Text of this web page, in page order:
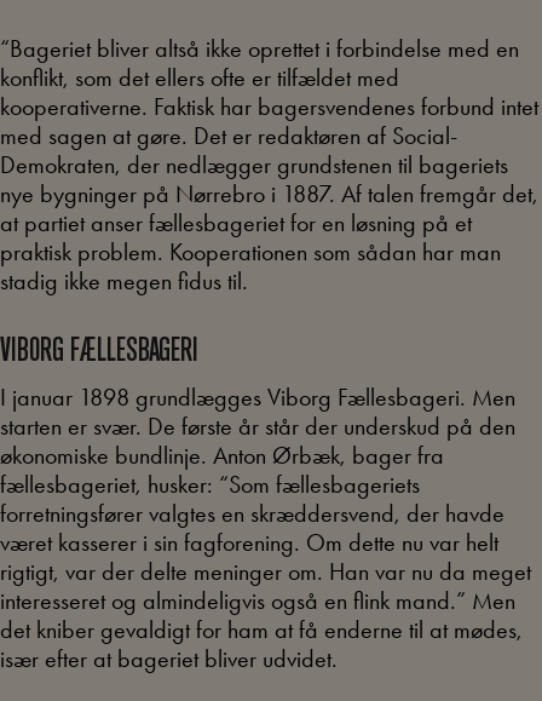
“Bageriet bliver altså ikke oprettet i forbindelse med en
konflikt, som det ellers ofte er tilfældet med
kooperativerne. Faktisk har bagersvendenes forbund intet
med sagen at gøre. Det er redaktøren af Social-
Demokraten, der nedlægger grundstenen til bageriets
nye bygninger på Nørrebro i 1887. Af talen fremgår det,
at partiet anser fællesbageriet for en løsning på et
praktisk problem. Kooperationen som sådan har man
stadig ikke megen fidus til.
VIBORG FÆLLESBAGERI
I januar 1898 grundlægges Viborg Fællesbageri. Men
starten er svær. De første år står der underskud på den
økonomiske bundlinje. Anton Ørbæk, bager fra
fællesbageriet, husker: “Som fællesbageriets
forretningsfører valgtes en skræddersvend, der havde
været kasserer i sin fagforening. Om dette nu var helt
rigtigt, var der delte meninger om. Han var nu da meget
interesseret og almindeligvis også en flink mand.” Men
det kniber gevaldigt for ham at få enderne til at mødes,
især efter at bageriet bliver udvidet.